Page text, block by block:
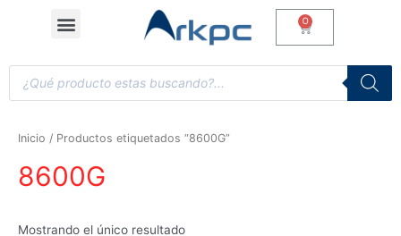
Inicio / Productos etiquetados “8600G”
8600G
Mostrando el único resultado